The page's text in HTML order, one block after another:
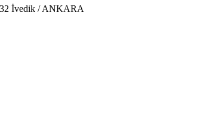
32 İvedik / ANKARA